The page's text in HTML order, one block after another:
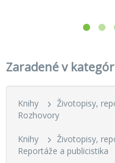
Zaradené v
Knihy
Životopisy,
Rozhovory
Knihy
Životopisy,
Reportáže a publicistika